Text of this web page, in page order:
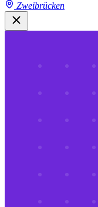
Zweibrücken